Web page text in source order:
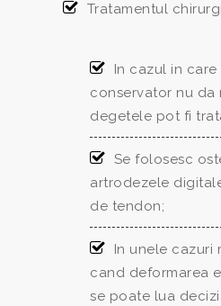
Tratamentul
In cazul in
conservator nu da
degetele pot fi
Se folosesc
artrodezele
de tendon;
In unele cazuri
cand deformarea
se poate lua